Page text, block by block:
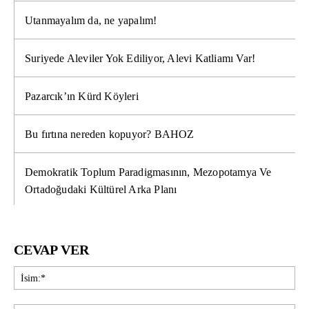
Utanmayalım da, ne yapalım!
Suriyede Aleviler Yok Ediliyor, Alevi Katliamı Var!
Pazarcık’ın Kürd Köyleri
Bu fırtına nereden kopuyor? BAHOZ
Demokratik Toplum Paradigmasının, Mezopotamya Ve
Ortadoğudaki Kültürel Arka Planı
CEVAP VER